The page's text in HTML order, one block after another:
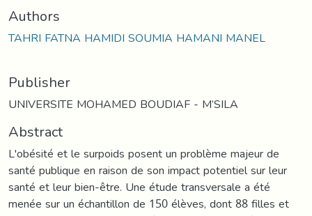
Authors
TAHRI FATNA HAMIDI SOUMIA HAMANI MANEL
Publisher
UNIVERSITE MOHAMED BOUDIAF - M’SILA
Abstract
L'obésité et le surpoids posent un problème majeur de
santé publique en raison de son impact potentiel sur leur
santé et leur bien-être. Une étude transversale a été
menée sur un échantillon de 150 élèves, dont 88 filles et